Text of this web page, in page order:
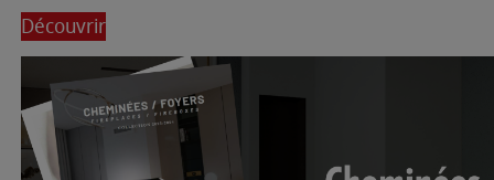
Découvrir